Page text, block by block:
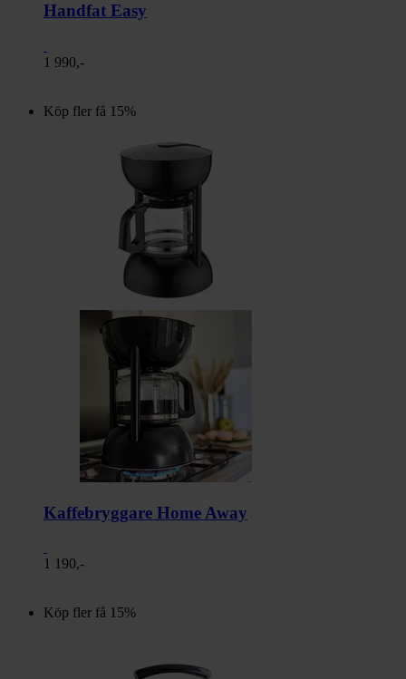
Handfat Easy
1 990,-
Köp fler få 15%
Kaffebryggare Home Away
1 190,-
Köp fler få 15%